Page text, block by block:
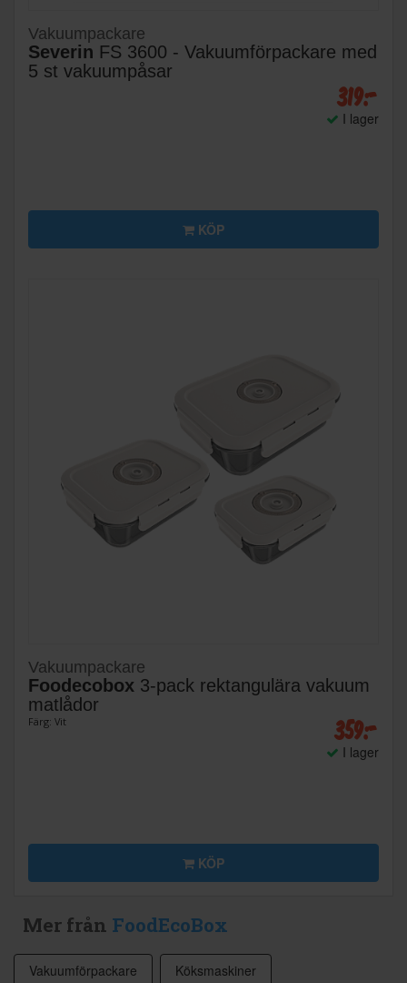
Vakuumpackare
Severin FS 3600 - Vakuumförpackare med
5 st vakuumpåsar
319:-
I lager
KÖP
Vakuumpackare
Foodecobox 3-pack rektangulära vakuum
matlådor
Färg: Vit 359:-
I lager
KÖP
Mer från FoodEcoBox
Vakuumförpackare Köksmaskiner